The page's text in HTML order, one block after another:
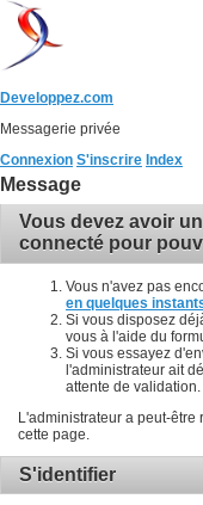
Developpez.com
Messagerie privée
Connexion S'inscrire Index
Message
Vous devez avoir
connecté pour
Vous n'avez pas
en quelques
Si vous disposez
vous à l'aide du
Si vous essayez
l'administrateur ait
attente de validation.
L'administrateur a peut-être
cette page.
S'identifier